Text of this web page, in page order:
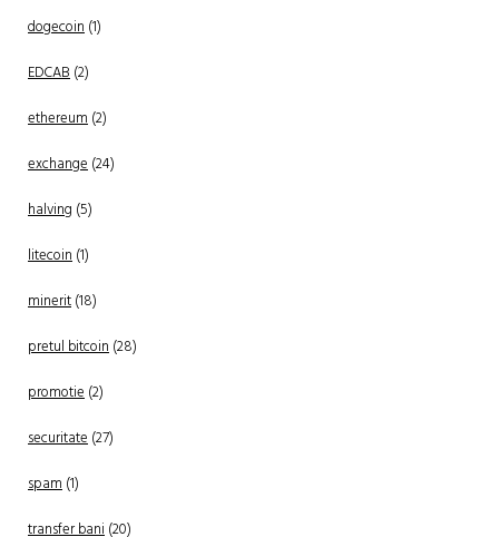
dogecoin(1)
EDCAB(2)
ethereum(2)
exchange(24)
halving (5)
litecoin(1)
minerit(18)
pretul bitcoin(28)
promotie(2)
securitate(27)
spam(1)
transfer bani(20)